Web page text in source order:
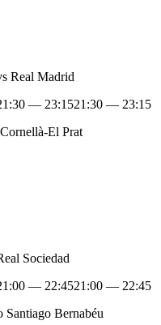
Real Madrid
— 23:1521:30 — 23:15
El Prat
Sociedad
— 22:4521:00 — 22:45
Santiago Bernabéu